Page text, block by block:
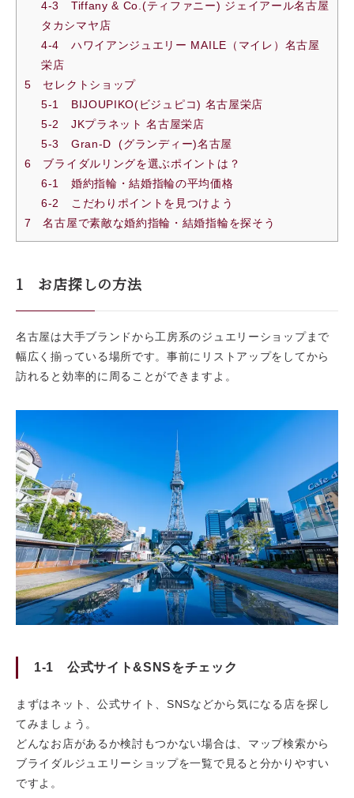
4-3 Tiffany & Co.(ティファニー) ジェイアール名古屋
タカシマヤ店
4-4 ハワイアンジュエリー MAILE（マイレ）名古屋
栄店
5 セレクトショップ
5-1 BIJOUPIKO(ビジュピコ) 名古屋栄店
5-2 JKプラネット 名古屋栄店
5-3 Gran‐D (グランディー)名古屋
6 ブライダルリングを選ぶポイントは？
6-1 婚約指輪・結婚指輪の平均価格
6-2 こだわりポイントを見つけよう
7 名古屋で素敵な婚約指輪・結婚指輪を探そう
1 お店探しの方法
名古屋は大手ブランドから工房系のジュエリーショップまで
幅広く揃っている場所です。事前にリストアップをしてから
訪れると効率的に周ることができますよ。
1-1 公式サイト&SNSをチェック
まずはネット、公式サイト、SNSなどから気になる店を探し
てみましょう。
どんなお店があるか検討もつかない場合は、マップ検索から
ブライダルジュエリーショップを一覧で見ると分かりやすい
ですよ。